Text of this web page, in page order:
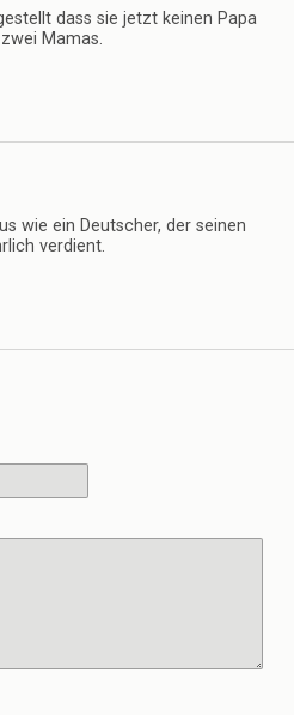
dass sie jetzt keinen Papa
Mamas.
wie ein Deutscher, der seinen
verdient.